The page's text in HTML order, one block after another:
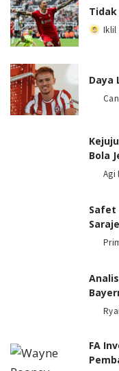
Tidak
Posted
Iklil
Daya
Posted
Bola
Posted
Agi
Safet
Posted
Posted
FA